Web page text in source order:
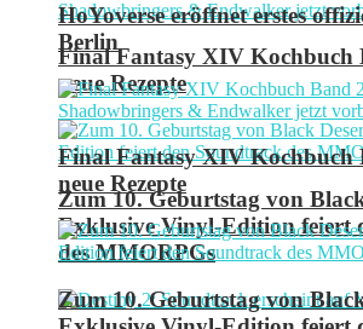
Final Fantasy XIV Kochbuch
neue Rezepte
Zum 10. Geburtstag von
Exklusive Vinyl-Edition feiert
des MMORPGs
HoYoverse eröffnet erstes
Berlin
Final Fantasy XIV Kochbuch
neue Rezepte
Zum 10. Geburtstag von